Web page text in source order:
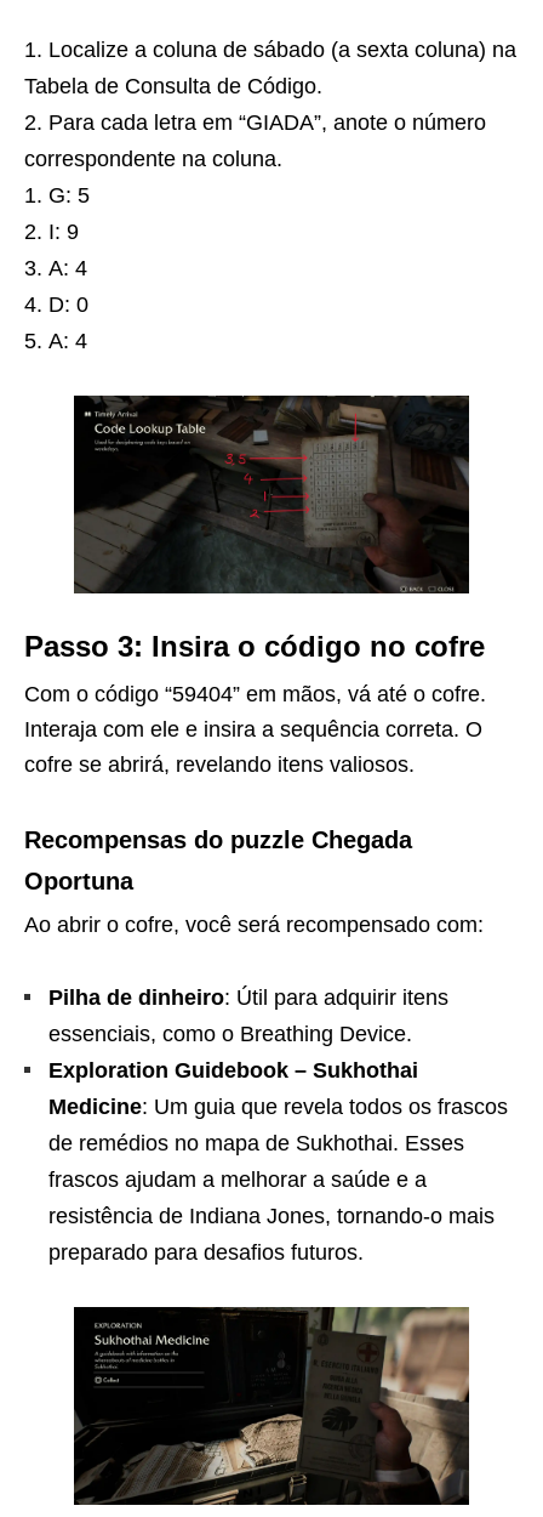
Localize a coluna de sábado (a sexta coluna) na
Tabela de Consulta de Código.
Para cada letra em “GIADA”, anote o número
correspondente na coluna.
G: 5
I: 9
A: 4
D: 0
A: 4
Passo 3: Insira o código no cofre
Com o código “59404” em mãos, vá até o cofre.
Interaja com ele e insira a sequência correta. O
cofre se abrirá, revelando itens valiosos.
Recompensas do puzzle Chegada
Oportuna
Ao abrir o cofre, você será recompensado com:
Pilha de dinheiro: Útil para adquirir itens
essenciais, como o Breathing Device.
Exploration Guidebook – Sukhothai
Medicine: Um guia que revela todos os frascos
de remédios no mapa de Sukhothai. Esses
frascos ajudam a melhorar a saúde e a
resistência de Indiana Jones, tornando-o mais
preparado para desafios futuros.